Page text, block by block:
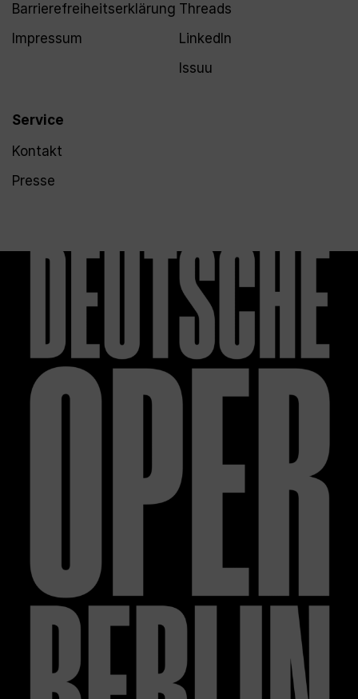
Barrierefreiheitserklärung
Impressum
Service
Kontakt
Presse
Threads
LinkedIn
Issuu